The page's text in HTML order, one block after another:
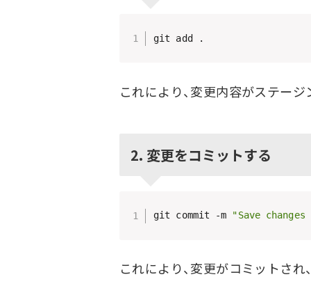
これにより、変更内容がステー
2. 変更をコミットする
git commit -m "Save
これにより、変更がコミットさ